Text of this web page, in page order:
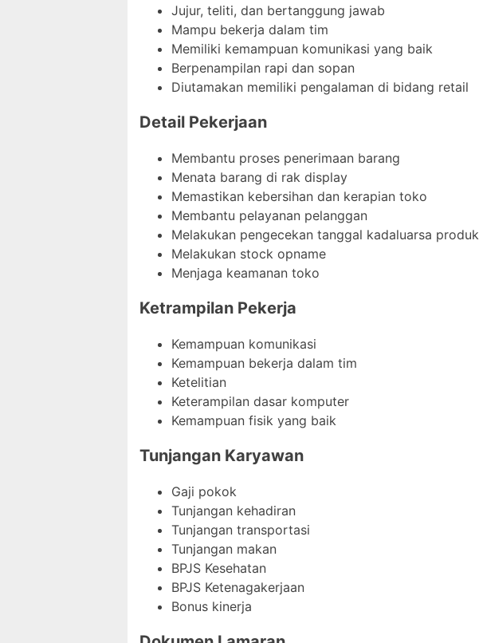
Jujur, teliti, dan bertanggung jawab
Mampu bekerja dalam tim
Memiliki kemampuan komunikasi yang baik
Berpenampilan rapi dan sopan
Diutamakan memiliki pengalaman di bidang retail
Detail Pekerjaan
Membantu proses penerimaan barang
Menata barang di rak display
Memastikan kebersihan dan kerapian toko
Membantu pelayanan pelanggan
Melakukan pengecekan tanggal kadaluarsa produk
Melakukan stock opname
Menjaga keamanan toko
Ketrampilan Pekerja
Kemampuan komunikasi
Kemampuan bekerja dalam tim
Ketelitian
Keterampilan dasar komputer
Kemampuan fisik yang baik
Tunjangan Karyawan
Gaji pokok
Tunjangan kehadiran
Tunjangan transportasi
Tunjangan makan
BPJS Kesehatan
BPJS Ketenagakerjaan
Bonus kinerja